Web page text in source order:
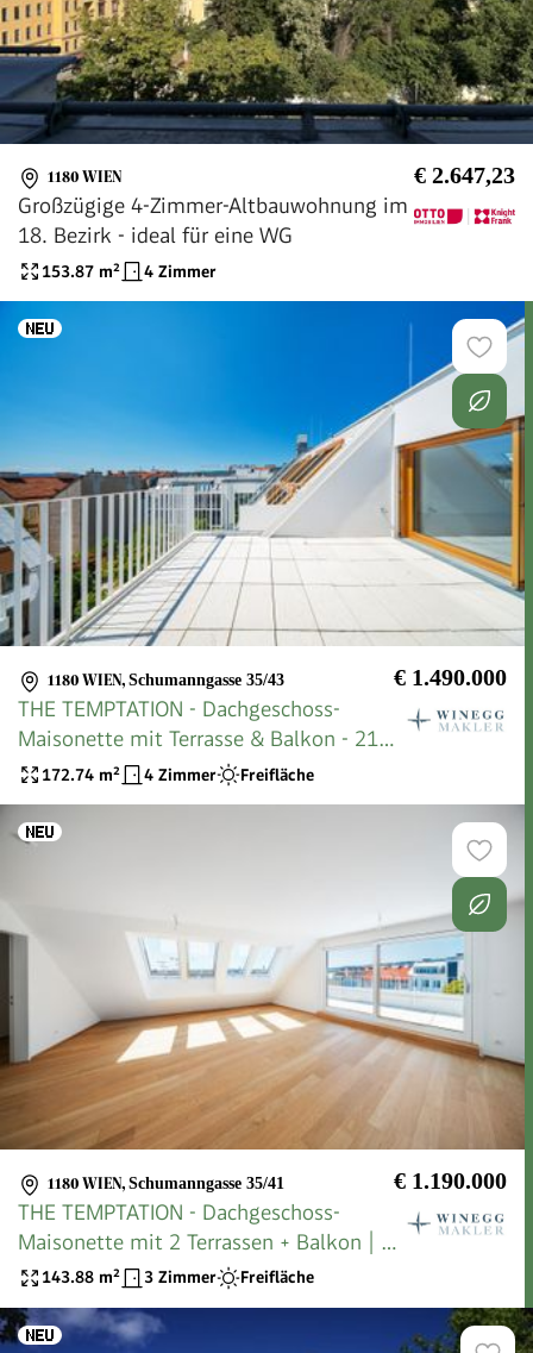
1180 WIEN € 2.647,23
Großzügige 4-Zimmer-Altbauwohnung im
18. Bezirk - ideal für eine WG
153.87 m² 4 Zimmer
1180 WIEN, Schumanngasse 35/43 € 1.490.000
THE TEMPTATION - Dachgeschoss-
Maisonette mit Terrasse & Balkon - 21
m² Freifläche | 4 Zimmer
172.74 m² 4 Zimmer Freifläche
1180 WIEN, Schumanngasse 35/41 € 1.190.000
THE TEMPTATION - Dachgeschoss-
Maisonette mit 2 Terrassen + Balkon | 23
m² Freifläche, 3 Zimmer
143.88 m² 3 Zimmer Freifläche